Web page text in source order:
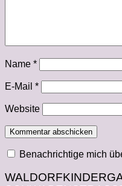
Name *
E-Mail *
Website
Benachrichtige mich